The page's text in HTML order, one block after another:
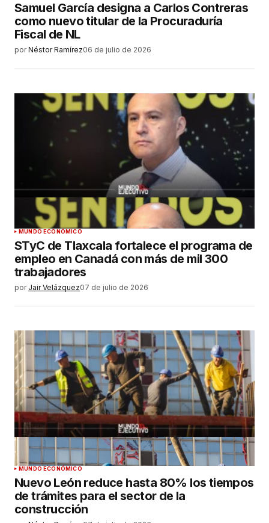
Samuel García designa a Carlos Contreras
como nuevo titular de la Procuraduría
Fiscal de NL
por Néstor Ramírez06 de julio de 2026
MUNDO ECONÓMICO
STyC de Tlaxcala fortalece el programa de
empleo en Canadá con más de mil 300
trabajadores
por Jair Velázquez07 de julio de 2026
MUNDO ECONÓMICO
Nuevo León reduce hasta 80% los tiempos
de trámites para el sector de la
construcción